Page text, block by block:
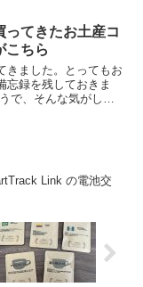
ってきたお土産コ
こちら
きました。とってもお
忘録を残しておきま
で、そんな気がしま
Link の電池交